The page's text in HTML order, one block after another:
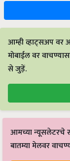
आम्ही व्हाट्सअप वर
मोबाईल वर
से जुड़ें.
आमच्या न्यूसलेटरचे
बातम्या मेलवर